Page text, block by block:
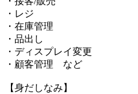
・レジ
・在庫管理
・品出し
・ディスプレイ変更
・顧客管理 など
【身だしなみ】